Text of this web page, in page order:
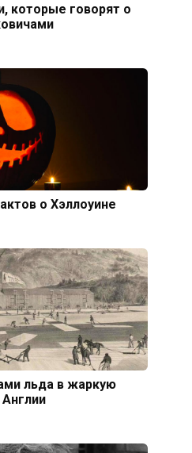
которые говорят о
о Хэллоуине
льда в жаркую